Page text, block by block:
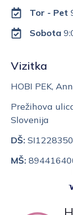
Tor - Pet
Sobota
Vizitka
HOBI PEK,
Prežihova
Slovenija
DŠ:
MŠ: